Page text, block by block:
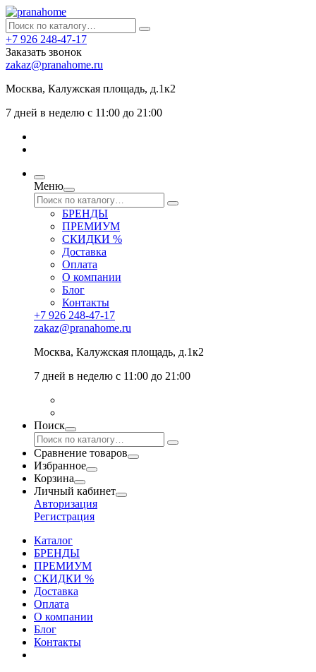
+7 926 248-47-17
Заказать звонок
zakaz@pranahome.ru
Москва, Калужская площадь, д.1к2
7 дней в неделю с 11:00 до 21:00
Меню
БРЕНДЫ
ПРЕМИУМ
СКИДКИ %
Доставка
Оплата
О компании
Блог
Контакты
+7 926 248-47-17
zakaz@pranahome.ru
Москва, Калужская площадь, д.1к2
7 дней в неделю с 11:00 до 21:00
Поиск
Сравнение товаров
Избранное
Корзина
Личный кабинет
Авторизация
Регистрация
Каталог
БРЕНДЫ
ПРЕМИУМ
СКИДКИ %
Доставка
Оплата
О компании
Блог
Контакты